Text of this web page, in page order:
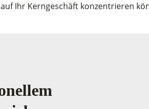
Ihr Kerngeschäft konzentrieren